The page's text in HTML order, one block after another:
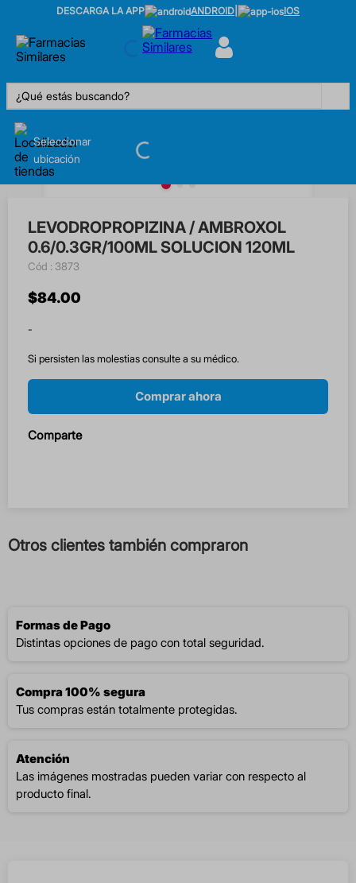
DESCARGA LA APP ANDROID IOS
¿Qué estás buscando?
Seleccionar
ubicación
LEVODROPROPIZINA / AMBROXOL
0.6/0.3GR/100ML SOLUCION 120ML
: 3873
$84.00
-
Si persisten las molestias consulte a su médico.
Comprar ahora
Comparte
Otros clientes también compraron
Formas de Pago
Distintas opciones de pago con total seguridad.
Compra 100% segura
Tus compras están totalmente protegidas.
Atención
Las imágenes mostradas pueden variar con respecto al
producto final.